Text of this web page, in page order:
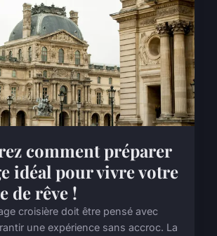
comment préparer
idéal pour vivre votre
de rêve !
croisière doit être pensé avec
une expérience sans accroc. La